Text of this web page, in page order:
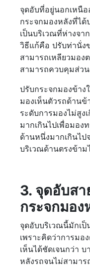
จุดอับที่อยู่นอกเหนื
กระจกมองหลังที่ได้
เป็นบริเวณที่ห่างจ
วิธีแก้คือ ปรับท่านั่ง
สามารถเหลียวมอง
สามารถควบคุมส่ว
ปรับกระจกมองข้าง
มองเห็นตัวรถด้านข้
ระดับการมองไม่สูง
มากเกินไปเพื่อมอง
ด้านหนึ่งมากเกินไป
บริเวณด้านตรงข้าม
3. จุดอับส
กระจกมอง
จุดอับบริเวณนี้มักเ
เพราะคิดว่าการมอ
เห็นได้ชัดเจนกว่า
หลังรถจนไม่สามาร